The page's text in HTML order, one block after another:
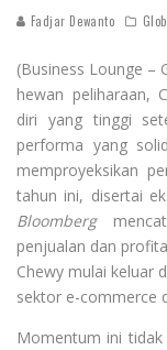
Fadjar Dewanto
(Business Lounge –
hewan peliharaan,
diri yang tinggi
performa yang
memproyeksikan
tahun ini, disertai
Bloomberg
penjualan dan
Chewy mulai keluar
sektor e-commerce
Momentum ini